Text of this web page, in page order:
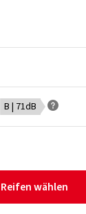
B | 71dB
Reifen wählen